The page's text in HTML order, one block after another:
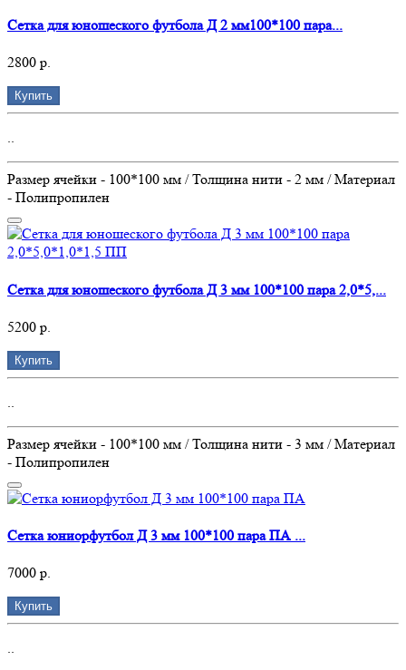
Сетка для юношеского футбола Д 2 мм100*100 пара...
2800 р.
Купить
..
Размер ячейки - 100*100 мм / Толщина нити - 2 мм / Материал
- Полипропилен
Сетка для юношеского футбола Д 3 мм 100*100 пара 2,0*5,...
5200 р.
Купить
..
Размер ячейки - 100*100 мм / Толщина нити - 3 мм / Материал
- Полипропилен
Сетка юниорфутбол Д 3 мм 100*100 пара ПА ...
7000 р.
Купить
..